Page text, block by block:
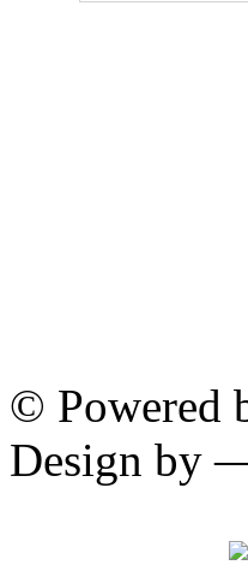
© Powered
Design by